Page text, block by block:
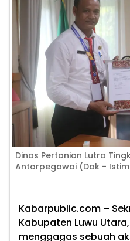
Dinas Pertanian Lutra
Antarpegawai (Dok -
Kabarpublic.com –
Kabupaten Luwu
menggagas sebuah